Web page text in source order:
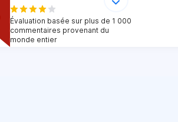
Évaluation basée sur plus de 1 000
commentaires provenant du
monde entier